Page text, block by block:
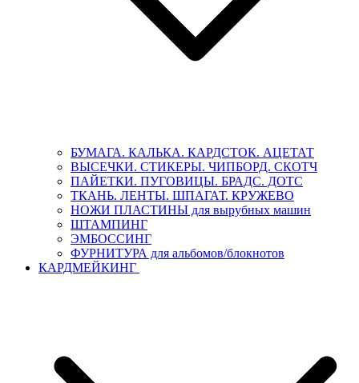
БУМАГА. КАЛЬКА. КАРДСТОК. АЦЕТАТ
ВЫСЕЧКИ. СТИКЕРЫ. ЧИПБОРД. СКОТЧ
ПАЙЕТКИ. ПУГОВИЦЫ. БРАДС. ДОТС
ТКАНЬ. ЛЕНТЫ. ШПАГАТ. КРУЖЕВО
НОЖИ ПЛАСТИНЫ для вырубных машин
ШТАМПИНГ
ЭМБОССИНГ
ФУРНИТУРА для альбомов/блокнотов
КАРДМЕЙКИНГ